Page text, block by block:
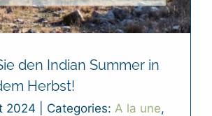
den Indian Summer in
Herbst!
2024 Categories: A la une,